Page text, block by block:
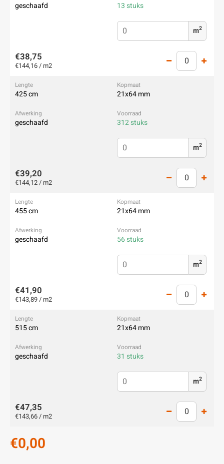
geschaafd 13 stuks
m2
€38,75
€144,16 / m2
425 cm 21x64 mm
geschaafd 312 stuks
m2
€39,20
€144,12 / m2
455 cm 21x64 mm
geschaafd 56 stuks
m2
€41,90
€143,89 / m2
515 cm 21x64 mm
geschaafd 31 stuks
m2
€47,35
€143,66 / m2
€0,00